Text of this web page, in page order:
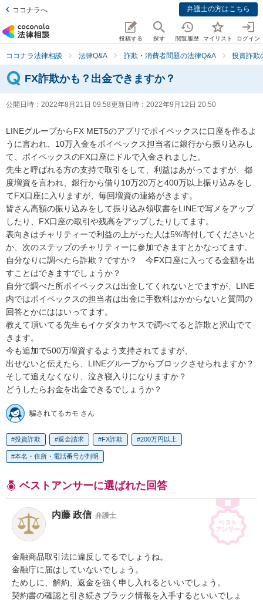
ココナラへ 弁護士の方はこちら
投稿する 探す 閲覧履歴 マイリスト ログイン
ココナラ法律相談 法律Q&A 詐欺・消費者問題の法律Q&A 投資詐欺
FX詐欺かも？出金できますか？
公開日時： 2022年8月21日 09:58更新日時： 2022年9月12日 20:50
LINEグループからFX MET5のアプリでポイペックスに口座を作るよ
うに言われ、10万入金をポイペックス担当者に銀行から振り込みし
て、ポイペックスのFX口座にドルで入金されました。
先生と呼ばれる方の支持で取引をして、利益はあがってますが、都
度増資を言われ、銀行から借り10万20万と400万以上振り込みをし
てFX口座に入りますが、毎回増資の連絡がきます。
皆さん高額の振り込みをして振り込み領収書をLINEで写メをアップ
したり、FX口座の取引や残高をアップしたりしてます。
表向きはチャリティーで利益の上がった人は5%寄付してくださいと
か、次のステップのチャリティーに参加できますとかなってます。
自分なりに調べたら詐欺？ですか？　今FX口座に入ってる金額を出
すことはできますでしょうか？
自分で調べた所ポイペックスは出金してくれないとでますが、LINE
内ではポイペックスの担当者は出金に手数料はかからないと質問の
回答とかにははいってます。
教えて頂いてる先生もイケダタカヤスで調べてると詐欺と沢山でて
きます。
今も追加で500万増資するよう支持されてますが、
出せないと伝えたら、LINEグループからブロックさせられますか？
そして追えなくなり、泣き寝入りになりますか？
どうしたらお金を出金できるでしょうか？
騙されてるカモ さん
投資詐欺 返金請求 FX詐欺 200万円以上
本名・住所・電話番号が判明
ベストアンサーに選ばれた回答
内藤 政信 弁護士
金融商品取引法に違反してるでしょうね。
金融庁に届はしていないでしょう。
ためしに、解約、返金を強く申し入れるといいでしょう。
契約書の確認と引き続きブラック情報を入手するといいでしょ